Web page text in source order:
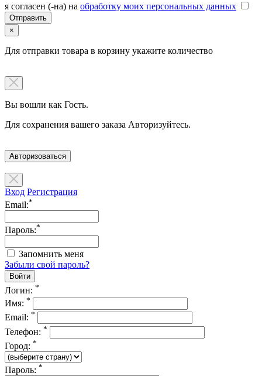
я согласен (-на) на обработку моих персональных данных
×
Для отправки товара в корзину укажите количество
Вы вошли как Гость.
Для сохранения вашего заказа Авторизуйтесь.
Авторизоваться
Вход Регистрация
Email:*
Пароль:*
Запомнить меня
Забыли свой пароль?
Логин: *
Имя: *
Email: *
Телефон: *
Город: *
Пароль: *